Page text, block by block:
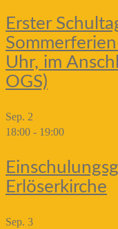
Erster
Uhr, im
OGS)
Sep. 2
18:00 - 19:00
Erlöserkirche
Sep. 3